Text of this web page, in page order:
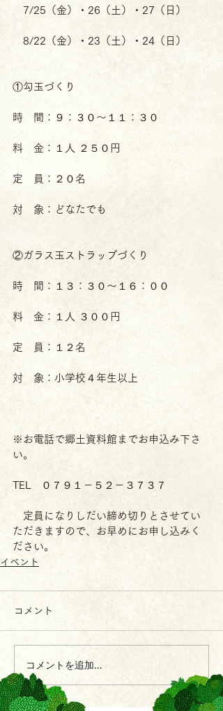
7/25（金）・26（土）・27（日）
8/22（金）・23（土）・24（日）
①勾玉づくり
時　間：９：３０～１１：３０
料　金：１人 ２５０円
定　員：２０名
対　象：どなたでも
②ガラス玉ストラップづくり
時　間：１３：３０～１６：００
料　金：１人 ３００円
定　員：１２名
対　象：小学校４年生以上
※お電話で郷土資料館までお申込み下さ
い。
TEL　０７９１－５２－３７３７
定員になりしだい締め切りとさせてい
ただきますので、お早めにお申し込みく
ださい。
イベント
コメント
コメントを追加…